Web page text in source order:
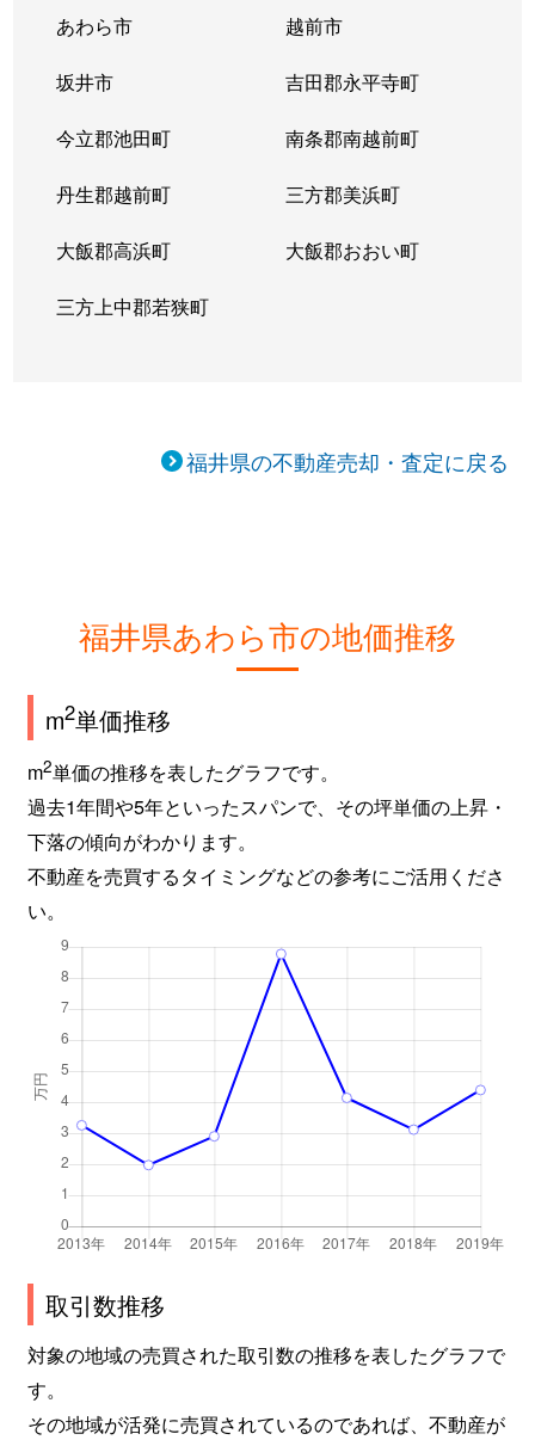
あわら市 越前市
坂井市 吉田郡永平寺町
今立郡池田町 南条郡南越前町
丹生郡越前町 三方郡美浜町
大飯郡高浜町 大飯郡おおい町
三方上中郡若狭町
福井県の不動産売却・査定に戻る
福井県あわら市の地価推移
m2単価推移
m2単価の推移を表したグラフです。
過去1年間や5年といったスパンで、その坪単価の上昇・
下落の傾向がわかります。
不動産を売買するタイミングなどの参考にご活用くださ
い。
取引数推移
対象の地域の売買された取引数の推移を表したグラフで
す。
その地域が活発に売買されているのであれば、不動産が